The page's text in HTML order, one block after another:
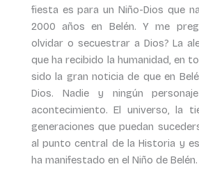
fiesta es para un Niño-Dios que
2000 años en Belén. Y me
olvidar o secuestrar a Dios? La
que ha recibido la humanidad, en
sido la gran noticia de que en
Dios. Nadie y ningún
acontecimiento. El universo, la
generaciones que puedan
al punto central de la Historia y
ha manifestado en el Niño de Belén.